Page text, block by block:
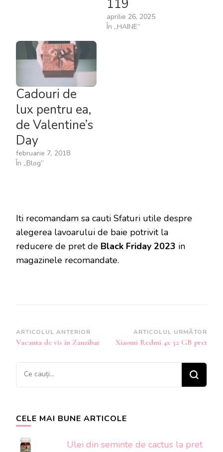
119
aprilie 26, 2025
În „HAINE”
Cadouri de
lux pentru ea,
de Valentine’s
Day
februarie 7, 2018
În „Blog”
Iti recomandam sa cauti Sfaturi utile despre
alegerea lavoarului de baie potrivit la
reducere de pret de Black Friday 2023 in
magazinele recomandate.
Navigare
în
articole
ARTICOLUL ANTERIOR
Vacanta de vis in Zanzibar
ARTICOLUL URMĂTOR
Xiaomi Redmi 4x 32 GB pret
Cauți
ceva?
CELE MAI BUNE ARTICOLE
Ulei din seminte de cactus la pret